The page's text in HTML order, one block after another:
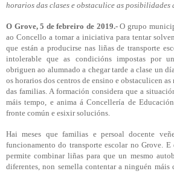
horarios das clases e obstaculice as
O Grove, 5 de febreiro de 2019.-O grupo
ao Concello a tomar a iniciativa para tentar
que están a producirse nas liñas de transporte
intolerableque as condicións impostas por
obriguen ao alumnado a chegar tarde a clase un
os horarios dos centros de ensino e obstaculicen
das familias. A formación considera que a
máis tempo, e anima á Concellería de
fronte común e esixir solucións.
Hai meses que familias e persoal docente
funcionamento do transporte escolar no Grove.
permite combinar liñas para que un mesmo
diferentes, non semella contentar a ninguén máis